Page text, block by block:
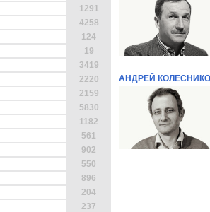
1291
4258
124
19
3419
2220
2159
5830
1182
561
902
550
896
204
237
АНДРЕЙ